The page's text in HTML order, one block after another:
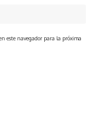
este navegador para la próxima